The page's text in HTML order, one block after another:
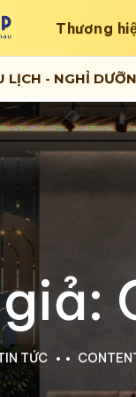
Thương
LỊCH - NGHỈ
TỨC